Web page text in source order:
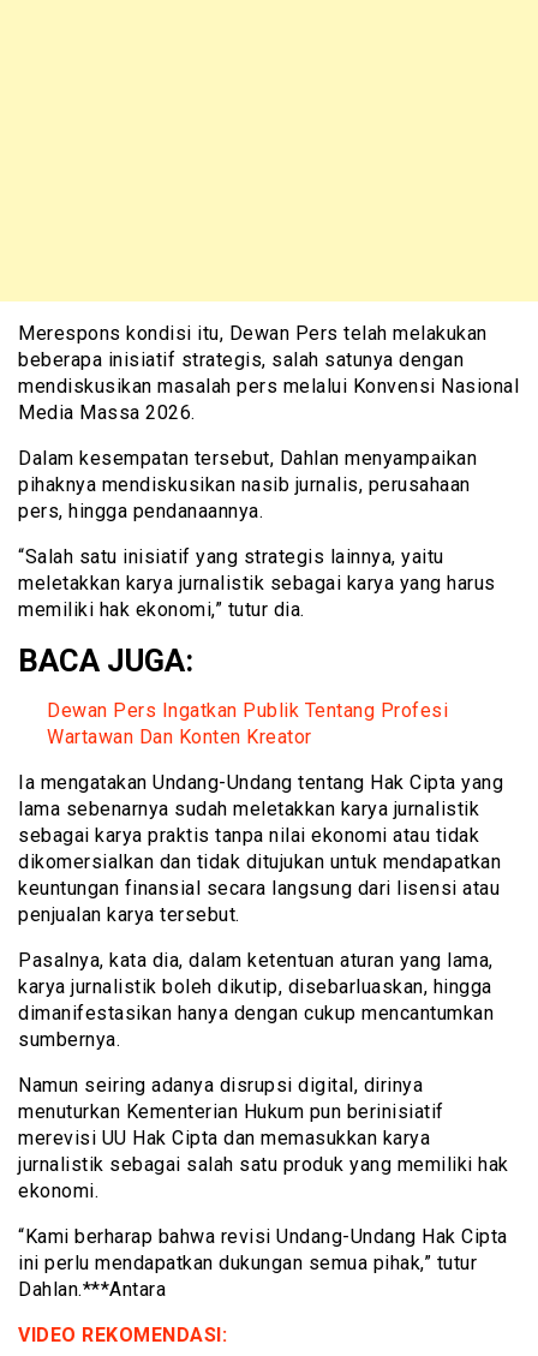
Merespons kondisi itu, Dewan Pers telah melakukan
beberapa inisiatif strategis, salah satunya dengan
mendiskusikan masalah pers melalui Konvensi Nasional
Media Massa 2026.
Dalam kesempatan tersebut, Dahlan menyampaikan
pihaknya mendiskusikan nasib jurnalis, perusahaan
pers, hingga pendanaannya.
“Salah satu inisiatif yang strategis lainnya, yaitu
meletakkan karya jurnalistik sebagai karya yang harus
memiliki hak ekonomi,” tutur dia.
BACA JUGA:
Dewan Pers Ingatkan Publik Tentang Profesi
Wartawan Dan Konten Kreator
Ia mengatakan Undang-Undang tentang Hak Cipta yang
lama sebenarnya sudah meletakkan karya jurnalistik
sebagai karya praktis tanpa nilai ekonomi atau tidak
dikomersialkan dan tidak ditujukan untuk mendapatkan
keuntungan finansial secara langsung dari lisensi atau
penjualan karya tersebut.
Pasalnya, kata dia, dalam ketentuan aturan yang lama,
karya jurnalistik boleh dikutip, disebarluaskan, hingga
dimanifestasikan hanya dengan cukup mencantumkan
sumbernya.
Namun seiring adanya disrupsi digital, dirinya
menuturkan Kementerian Hukum pun berinisiatif
merevisi UU Hak Cipta dan memasukkan karya
jurnalistik sebagai salah satu produk yang memiliki hak
ekonomi.
“Kami berharap bahwa revisi Undang-Undang Hak Cipta
ini perlu mendapatkan dukungan semua pihak,” tutur
Dahlan.***Antara
VIDEO REKOMENDASI: